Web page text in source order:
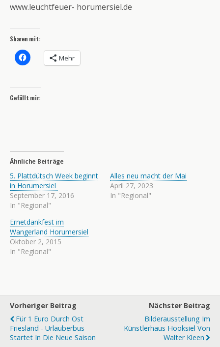
www.leuchtfeuer- horumersiel.de
Sharen mit:
Mehr
Gefällt mir:
Ähnliche Beiträge
5. Plattdütsch Week beginnt
in Horumersiel
September 17, 2016
In "Regional"
Alles neu macht der Mai
April 27, 2023
In "Regional"
Ernetdankfest im
Wangerland Horumersiel
Oktober 2, 2015
In "Regional"
Vorheriger Beitrag
Für 1 Euro Durch Ost
Friesland - Urlauberbus
Startet In Die Neue Saison
Nächster Beitrag
Bilderausstellung Im
Künstlerhaus Hooksiel Von
Walter Kleen